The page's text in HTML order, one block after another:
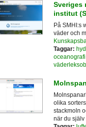
Sveriges
institut
På SMHI:s
väder och
Taggar:
oceanografi
olika
stackmoln
när du själv